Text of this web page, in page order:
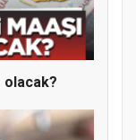
olacak?